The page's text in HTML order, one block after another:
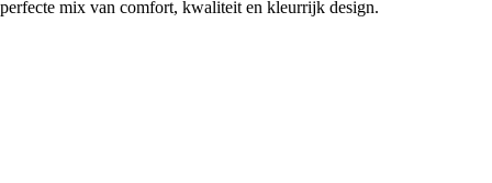
perfecte mix van comfort, kwaliteit en kleurrijk design.